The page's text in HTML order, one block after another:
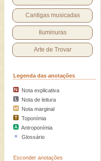
Cantigas musicadas
Iluminuras
Arte de Trovar
Legenda das anotações
Nota explicativa
Nota de leitura
Nota marginal
Toponímia
Antroponímia
Glossário
Esconder anotações